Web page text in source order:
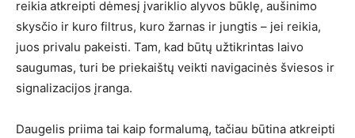
reikia atkreipti dėmesį įvariklio alyvos būklę, aušinimo
skysčio ir kuro filtrus, kuro žarnas ir jungtis – jei reikia,
juos privalu pakeisti. Tam, kad būtų užtikrintas laivo
saugumas, turi be priekaištų veikti navigacinės šviesos ir
signalizacijos įranga.
Daugelis priima tai kaip formalumą, tačiau būtina atkreipti